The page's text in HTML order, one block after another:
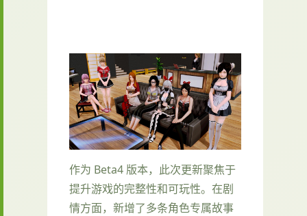
作为 Beta4 版本，此次更新聚焦于
提升游戏的完整性和可玩性。在剧
情方面，新增了多条角色专属故事